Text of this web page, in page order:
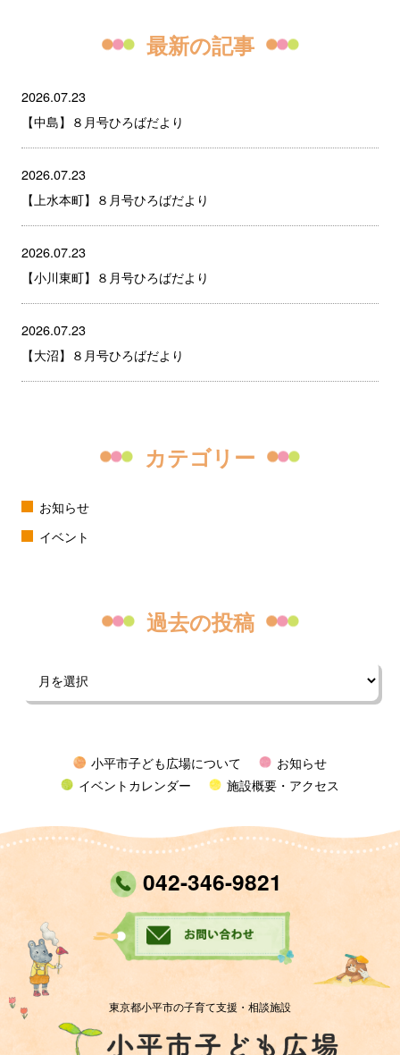
最新の記事
2026.07.23
【中島】８月号ひろばだより
2026.07.23
【上水本町】８月号ひろばだより
2026.07.23
【小川東町】８月号ひろばだより
2026.07.23
【大沼】８月号ひろばだより
カテゴリー
お知らせ
イベント
過去の投稿
小平市子ども広場について
お知らせ
イベントカレンダー
施設概要・アクセス
042-346-9821
東京都小平市の子育て支援・相談施設